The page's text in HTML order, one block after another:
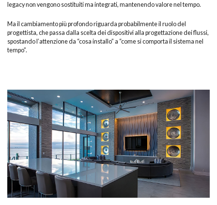
legacy non vengono sostituiti ma integrati, mantenendo valore nel tempo.
Ma il cambiamento più profondo riguarda probabilmente il ruolo del
progettista, che passa dalla scelta dei dispositivi alla progettazione dei flussi,
spostando l’attenzione da “cosa installo” a “come si comporta il sistema nel
tempo”.